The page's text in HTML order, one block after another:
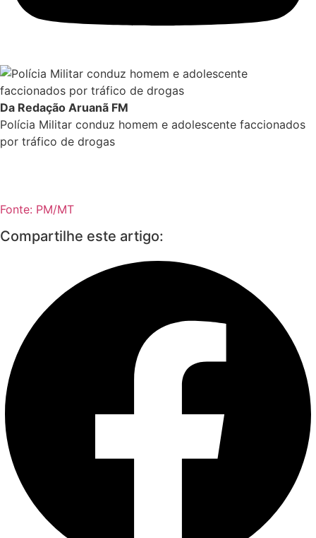
Da Redação Aruanã FM
Polícia Militar conduz homem e adolescente faccionados
por tráfico de drogas
Fonte: PM/MT
Compartilhe este artigo: